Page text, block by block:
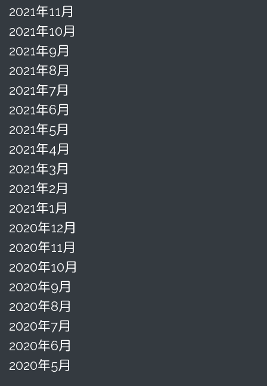
2021年11月
2021年10月
2021年9月
2021年8月
2021年7月
2021年6月
2021年5月
2021年4月
2021年3月
2021年2月
2021年1月
2020年12月
2020年11月
2020年10月
2020年9月
2020年8月
2020年7月
2020年6月
2020年5月